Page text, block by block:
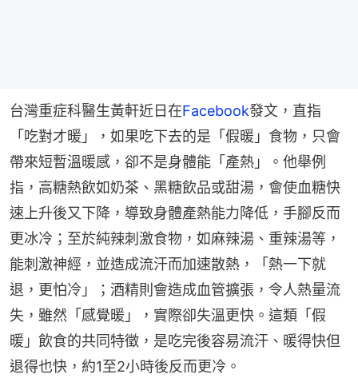
台灣重症科醫生黃軒近日在Facebook發文，直指
「吃對才暖」，如果吃下去的是「假暖」食物，只會
帶來短暫溫暖感，卻不是身體能「產熱」。他舉例
指，高糖熱飲如奶茶、黑糖飲品或甜湯，會使血糖快
速上升後又下降，導致身體產熱能力降低，手腳反而
更冰冷；至於純辣刺激食物，如麻辣湯、重辣湯等，
能刺激神經，並造成流汗而加速散熱，「熱一下就
退，更怕冷」；酒精則會造成血管擴張，令人熱量流
失，雖然「感覺暖」，實際卻失溫更快。這類「假
暖」飲食的共同特徵，是吃完後容易流汗、暖得快但
退得也快，約1至2小時後反而更冷。